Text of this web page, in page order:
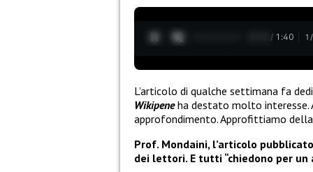
0:14 / 1:40 1 /
L’articolo di qualche settimana fa
Wikipene ha destato molto interesse.
approfondimento. Approfittiamo
Prof. Mondaini, l’articolo
dei lettori. E tutti “chiedono per un